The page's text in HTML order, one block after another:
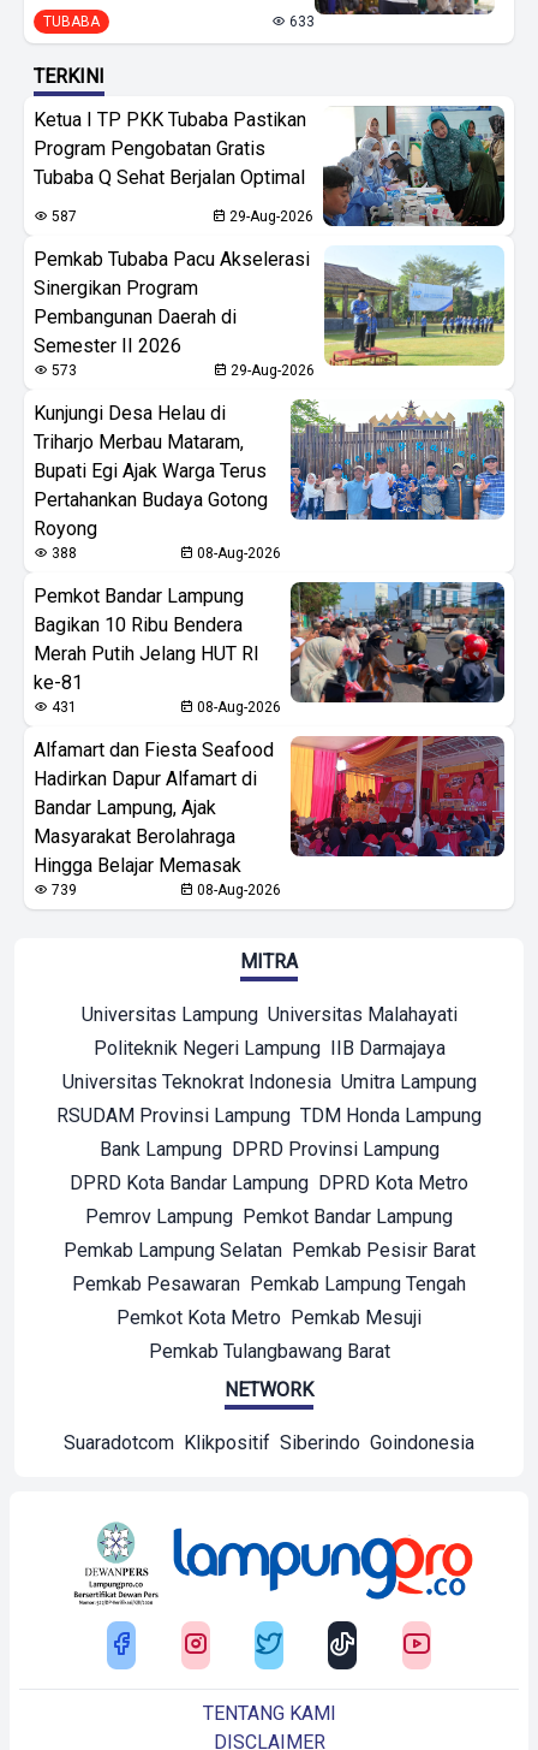
TUBABA 633
TERKINI
Ketua I TP PKK Tubaba Pastikan
Program Pengobatan Gratis
Tubaba Q Sehat Berjalan Optimal
587 29-Aug-2026
Pemkab Tubaba Pacu Akselerasi
Sinergikan Program
Pembangunan Daerah di
Semester II 2026
573 29-Aug-2026
Kunjungi Desa Helau di
Triharjo Merbau Mataram,
Bupati Egi Ajak Warga Terus
Pertahankan Budaya Gotong
Royong
388 08-Aug-2026
Pemkot Bandar Lampung
Bagikan 10 Ribu Bendera
Merah Putih Jelang HUT RI
ke-81
431 08-Aug-2026
Alfamart dan Fiesta Seafood
Hadirkan Dapur Alfamart di
Bandar Lampung, Ajak
Masyarakat Berolahraga
Hingga Belajar Memasak
739 08-Aug-2026
MITRA
Universitas Lampung Universitas Malahayati
Politeknik Negeri Lampung IIB Darmajaya
Universitas Teknokrat Indonesia Umitra Lampung
RSUDAM Provinsi Lampung TDM Honda Lampung
Bank Lampung DPRD Provinsi Lampung
DPRD Kota Bandar Lampung DPRD Kota Metro
Pemrov Lampung Pemkot Bandar Lampung
Pemkab Lampung Selatan Pemkab Pesisir Barat
Pemkab Pesawaran Pemkab Lampung Tengah
Pemkot Kota Metro Pemkab Mesuji
Pemkab Tulangbawang Barat
NETWORK
Suaradotcom Klikpositif Siberindo Goindonesia
TENTANG KAMI
DISCLAIMER